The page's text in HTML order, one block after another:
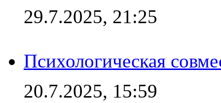
29.7.2025, 21:25
Психологическая
20.7.2025, 15:59